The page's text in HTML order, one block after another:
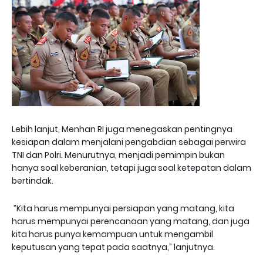
Lebih lanjut, Menhan RI juga menegaskan pentingnya
kesiapan dalam menjalani pengabdian sebagai perwira
TNI dan Polri. Menurutnya, menjadi pemimpin bukan
hanya soal keberanian, tetapi juga soal ketepatan dalam
bertindak.
”Kita harus mempunyai persiapan yang matang, kita
harus mempunyai perencanaan yang matang, dan juga
kita harus punya kemampuan untuk mengambil
keputusan yang tepat pada saatnya,” lanjutnya.